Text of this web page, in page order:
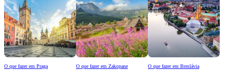
O que fazer em Praga O que fazer em Zakopane O que fazer em Breslávia